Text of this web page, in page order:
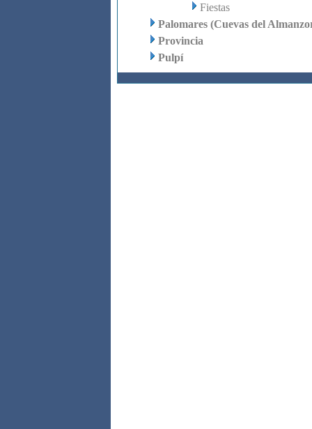
Fiestas
Palomares (Cuevas del
Provincia
Pulpí